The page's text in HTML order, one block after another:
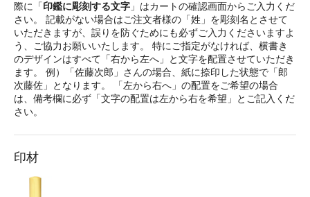
際に「印鑑に彫刻する文字 」はカートの確認画面からご入力くだ
さい。 記載がない場合はご注文者様の「姓」を彫刻名とさせて
いただきますが、誤りを防ぐためにも必ずご入力くださいますよ
う、ご協力お願いいたします。 特にご指定がなければ、横書き
のデザインはすべて「右から左へ」と文字を配置させていただき
ます。 例）「佐藤次郎」さんの場合、紙に捺印した状態で「郎
次藤佐」となります。 「左から右へ」の配置をご希望の場合
は、備考欄に必ず「文字の配置は左から右を希望」とご記入くだ
さい。
印材